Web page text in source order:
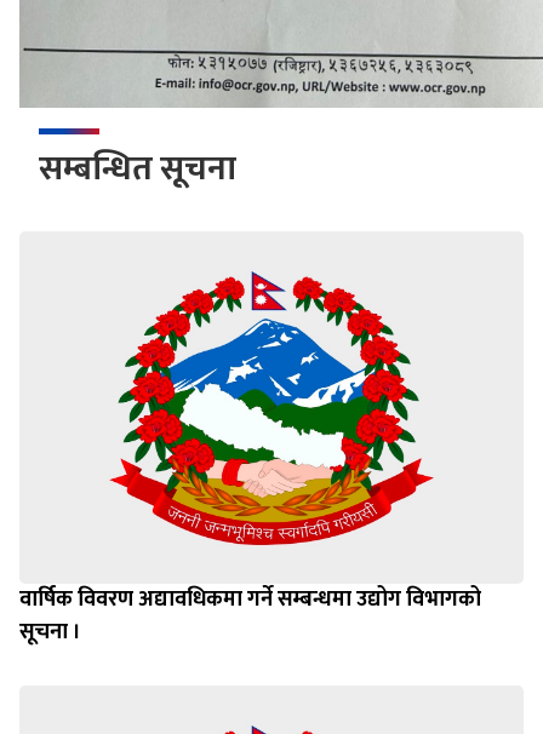
सम्बन्धित सूचना
वार्षिक विवरण अद्यावधिकमा गर्ने सम्बन्धमा उद्योग विभागको
सूचना ।